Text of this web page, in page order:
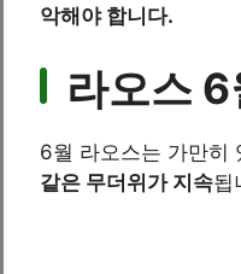
악해야 합니다.
라오스 6
6월 라오스는 가만히
같은 무더위가 지속됩